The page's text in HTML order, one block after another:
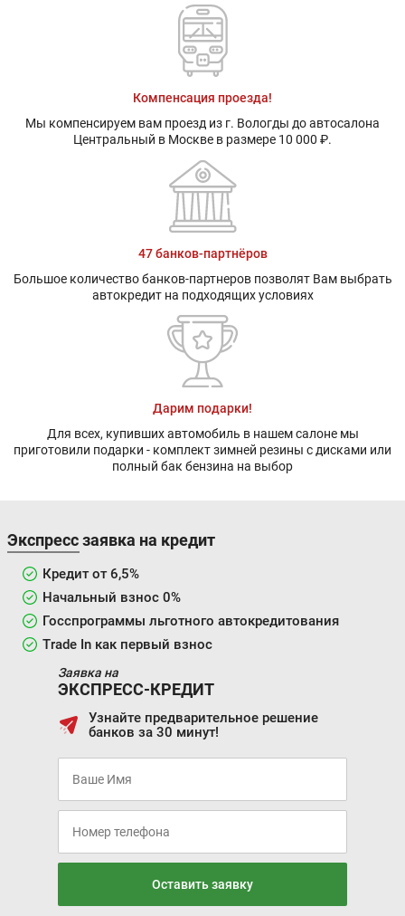
Компенсация проезда!
Мы компенсируем вам проезд из г. Вологды до автосалона
Центральный в Москве в размере 10 000 ₽.
47 банков-партнёров
Большое количество банков-партнеров позволят Вам выбрать
автокредит на подходящих условиях
Дарим подарки!
Для всех, купивших автомобиль в нашем салоне мы
приготовили подарки - комплект зимней резины с дисками или
полный бак бензина на выбор
Экспресс заявка на кредит
Кредит от 6,5%
Начальный взнос 0%
Госспрограммы льготного автокредитования
Trade In как первый взнос
Заявка на
ЭКСПРЕСС-КРЕДИТ
Узнайте предварительное решение
банков за 30 минут!
Оставить заявку